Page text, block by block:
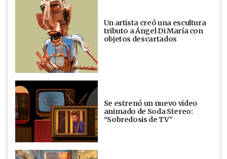
Un artista creó una escultura
tributo a Ángel Di María con
objetos descartados
Se estrenó un nuevo video
animado de Soda Stereo:
“Sobredosis de TV”